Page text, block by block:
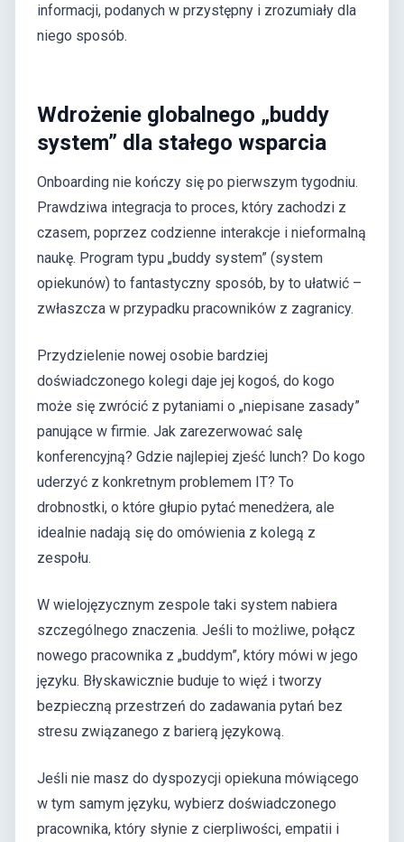
informacji, podanych w przystępny i zrozumiały dla
niego sposób.
Wdrożenie globalnego „buddy
system” dla stałego wsparcia
Onboarding nie kończy się po pierwszym tygodniu.
Prawdziwa integracja to proces, który zachodzi z
czasem, poprzez codzienne interakcje i nieformalną
naukę. Program typu „buddy system” (system
opiekunów) to fantastyczny sposób, by to ułatwić –
zwłaszcza w przypadku pracowników z zagranicy.
Przydzielenie nowej osobie bardziej
doświadczonego kolegi daje jej kogoś, do kogo
może się zwrócić z pytaniami o „niepisane zasady”
panujące w firmie. Jak zarezerwować salę
konferencyjną? Gdzie najlepiej zjeść lunch? Do kogo
uderzyć z konkretnym problemem IT? To
drobnostki, o które głupio pytać menedżera, ale
idealnie nadają się do omówienia z kolegą z
zespołu.
W wielojęzycznym zespole taki system nabiera
szczególnego znaczenia. Jeśli to możliwe, połącz
nowego pracownika z „buddym”, który mówi w jego
języku. Błyskawicznie buduje to więź i tworzy
bezpieczną przestrzeń do zadawania pytań bez
stresu związanego z barierą językową.
Jeśli nie masz do dyspozycji opiekuna mówiącego
w tym samym języku, wybierz doświadczonego
pracownika, który słynie z cierpliwości, empatii i